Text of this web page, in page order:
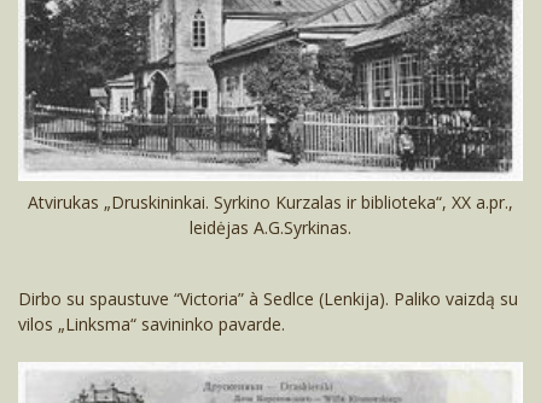
Atvirukas „Druskininkai. Syrkino Kurzalas ir biblioteka“, XX a.pr.,
leidėjas A.G.Syrkinas.
Dirbo su spaustuve “Victoria” à Sedlce (Lenkija). Paliko vaizdą su
vilos „Linksma“ savininko pavarde.